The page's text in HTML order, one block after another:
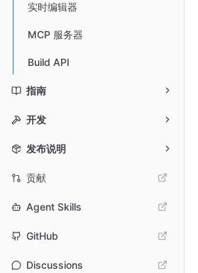
实时编辑器
MCP 服务器
Build API
指南
开发
发布说明
贡献
Agent Skills
GitHub
Discussions